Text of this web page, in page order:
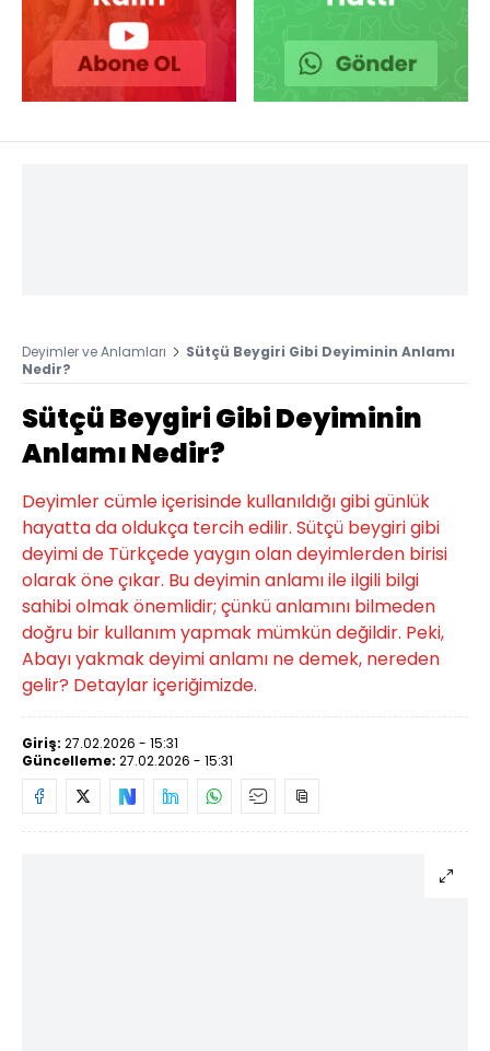
Deyimler ve Anlamları
Sütçü Beygiri Gibi Deyiminin Anlamı
Nedir?
Sütçü Beygiri Gibi Deyiminin
Anlamı Nedir?
Deyimler cümle içerisinde kullanıldığı gibi günlük
hayatta da oldukça tercih edilir. Sütçü beygiri gibi
deyimi de Türkçede yaygın olan deyimlerden birisi
olarak öne çıkar. Bu deyimin anlamı ile ilgili bilgi
sahibi olmak önemlidir; çünkü anlamını bilmeden
doğru bir kullanım yapmak mümkün değildir. Peki,
Abayı yakmak deyimi anlamı ne demek, nereden
gelir? Detaylar içeriğimizde.
Giriş: 27.02.2026 - 15:31
Güncelleme: 27.02.2026 - 15:31